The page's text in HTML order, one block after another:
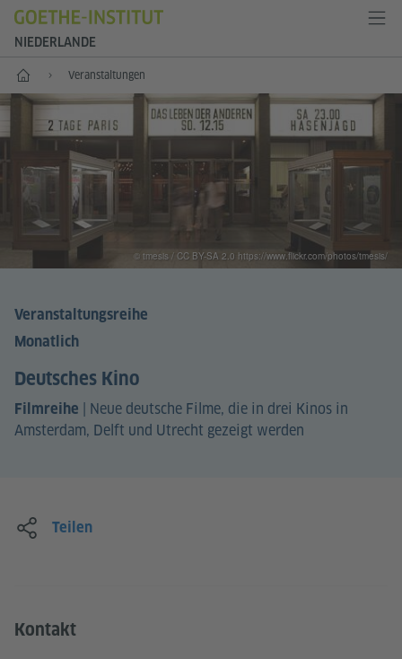
NIEDERLANDE
Start Veranstaltungen
Veranstaltungsreihe
Monatlich
Deutsches Kino
Filmreihe | Neue deutsche Filme, die in drei Kinos in
Amsterdam, Delft und Utrecht gezeigt werden
© tmesis / CC BY-SA 2.0 https://www.flickr.com/photos/tmesis/
Teilen
Kontakt